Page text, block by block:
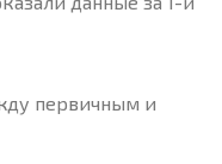
первичным и